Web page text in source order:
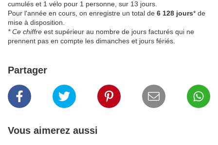
cumulés et 1 vélo pour 1 personne, sur 13 jours.
Pour l'année en cours, on enregistre un total de 6 128 jours* de
mise à disposition.
* Ce chiffre est supérieur au nombre de jours facturés qui ne
prennent pas en compte les dimanches et jours fériés.
Partager
Vous aimerez aussi